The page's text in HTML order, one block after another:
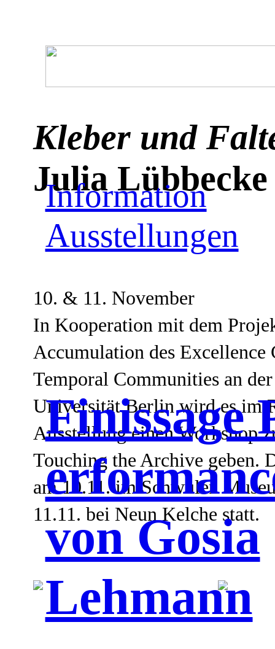
Information
Ausstellungen
Finissage
von Gosia
Lehmann
Kleber und
Julia Lübbecke
10. & 11. November
In Kooperation mit dem
Accumulation des Excellence
Temporal Communities an
Universität Berlin wird es im
Ausstellung einen Workshop
Touching the Archive geben.
am 10.11. im Schwulen
11.11. bei Neun Kelche statt.